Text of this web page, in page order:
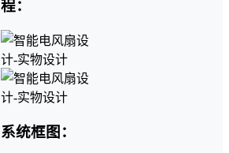
程：
系统框图：